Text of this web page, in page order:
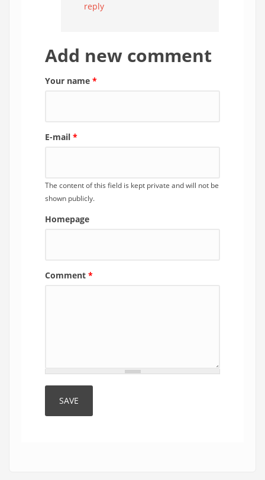
reply
Add new comment
Your name *
E-mail *
The content of this field is kept private and will not be
shown publicly.
Homepage
Comment *